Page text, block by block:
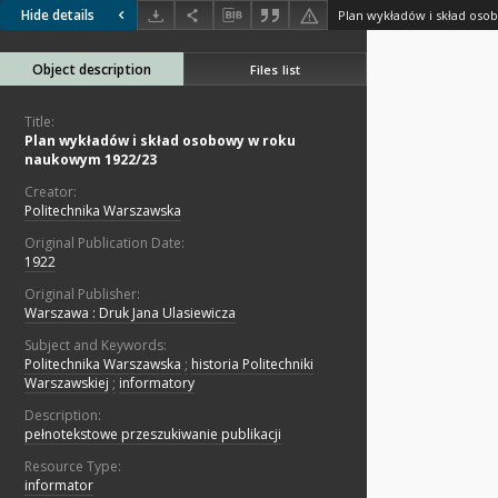
Hide details
Object description Files list
Title:
Plan wykładów i skład osobowy w roku
naukowym 1922/23
Creator:
Politechnika Warszawska
Original Publication Date:
1922
Original Publisher:
Warszawa : Druk Jana Ulasiewicza
Subject and Keywords:
Politechnika Warszawska ; historia Politechniki
Warszawskiej ; informatory
Description:
pełnotekstowe przeszukiwanie publikacji
Resource Type:
informator